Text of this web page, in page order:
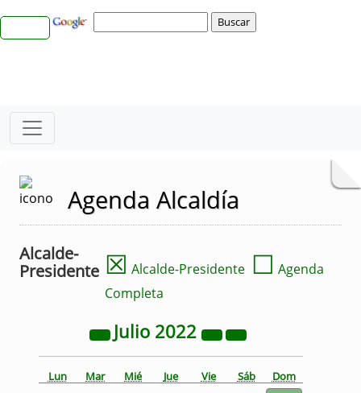
Agenda Alcaldía
Alcalde-
Presidente ☒ Alcalde-Presidente ☐ Agenda
Completa
Julio 2022
Lun Mar Mié Jue Vie Sáb Dom